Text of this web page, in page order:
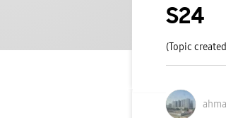
S24
(Topic